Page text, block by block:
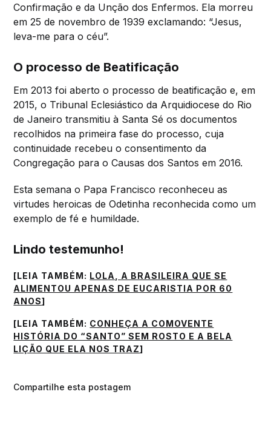
Confirmação e da Unção dos Enfermos. Ela morreu
em 25 de novembro de 1939 exclamando: “Jesus,
leva-me para o céu”.
O processo de Beatificação
Em 2013 foi aberto o processo de beatificação e, em
2015, o Tribunal Eclesiástico da Arquidiocese do Rio
de Janeiro transmitiu à Santa Sé os documentos
recolhidos na primeira fase do processo, cuja
continuidade recebeu o consentimento da
Congregação para o Causas dos Santos em 2016.
Esta semana o Papa Francisco reconheceu as
virtudes heroicas de Odetinha reconhecida como um
exemplo de fé e humildade.
Lindo testemunho!
[LEIA TAMBÉM: LOLA, A BRASILEIRA QUE SE
ALIMENTOU APENAS DE EUCARISTIA POR 60
ANOS]
[LEIA TAMBÉM: CONHEÇA A COMOVENTE
HISTÓRIA DO “SANTO” SEM ROSTO E A BELA
LIÇÃO QUE ELA NOS TRAZ]
Compartilhe esta postagem